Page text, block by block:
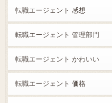
転職エージェント 感想
転職エージェント 管理部門
転職エージェント かわいい
転職エージェント 価格